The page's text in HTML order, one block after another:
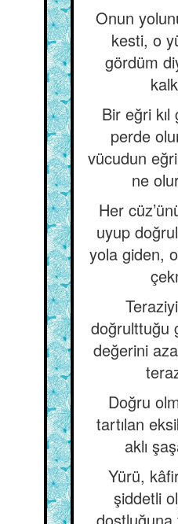
Onun
kesti, o
gördüm
Bir eğri
perde
vücudun
ne
Her
uyup
yola giden,
doğrulttuğu
değerini
Doğru
tartılan
aklı
Yürü,
şiddetli